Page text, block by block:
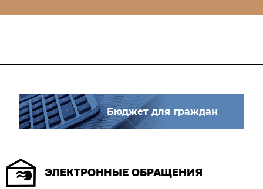
Бюджет для граждан
ЭЛЕКТРОННЫЕ ОБРАЩЕНИЯ